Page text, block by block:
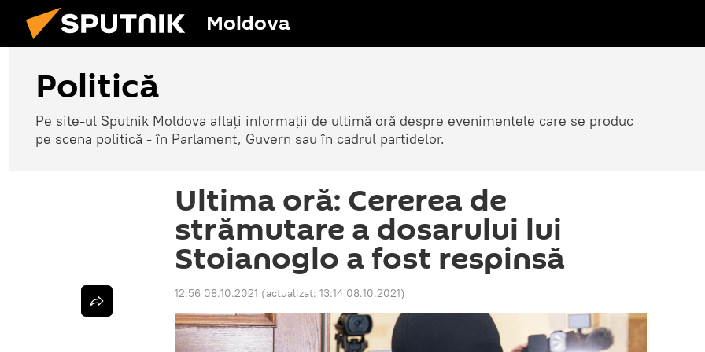
Moldova
Politică
Pe site-ul Sputnik Moldova aflați informații de ultimă oră despre evenimentele care se produc
pe scena politică - în Parlament, Guvern sau în cadrul partidelor.
Ultima oră: Cererea de
strămutare a dosarului lui
Stoianoglo a fost respinsă
12:56 08.10.2021 (actualizat: 13:14 08.10.2021)